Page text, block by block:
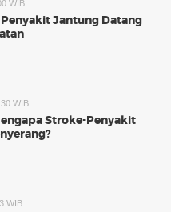
WIB
Jantung Datang
WIB
Stroke-Penyakit
WIB